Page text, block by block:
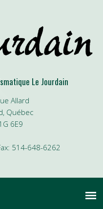
Le Jourdain
Allard
Québec
6E9
514-648-6262